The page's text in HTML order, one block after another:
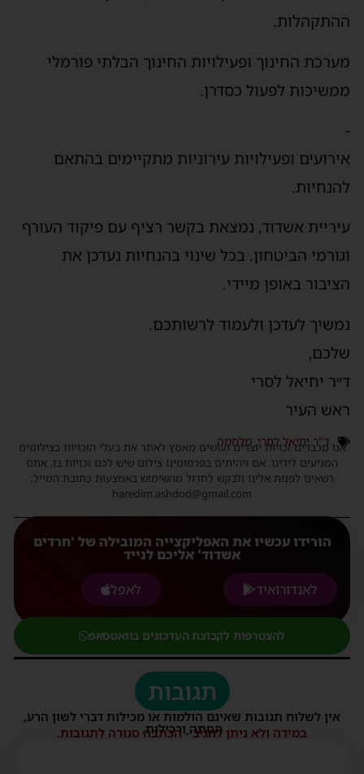
ההתקהלות.
מערכת החינוך ופעילויות החינוך הבלתי פורמלי
ממשיכות לפעול כסדרן.
-
אירועים ופעילויות עירוניות מתקיימים בהתאם
להנחיות.
עיריית אשדוד, נמצאת בקשר רציף עם פיקוד העורף
וגורמי הביטחון. בכל שינוי בהנחיות נעדכן את
הציבור באופן מיידי.
נמשיך לעדכן ולעמוד לרשותכם.
שלכם,
ד״ר יחיאל לסרי
ראש העיר
ד"ר יחיאל לסרי, מלחמה
אנו מכבדים זכויות יוצרים ועושים מאמץ לאתר את בעלי הזכויות בצילומים
המגיעים לידינו. אם זיהיתים בפרסומינו צילום שיש לכם זכויות בו, אתם
רשאים לפנות אלינו ולבקש לחדול מהשימוש באמצעות כתובת המייל:
haredim.ashdod@gmail.com
הורידו עכשיו את האפליקצייה המובילה של 'חרדים
אשדוד' אליכם לנייד
לאנדורואיד
לאפל
להצטרפות לקבוצת העדכונים בוואטסאפ
תגובות
אין לשלוח תגובות שאינם הולמות או מכילות דברי לשון הרע,
הסתה ורכילות.
במידה ולא ניתן להגיב - הכתבה סגורה לתגובות.